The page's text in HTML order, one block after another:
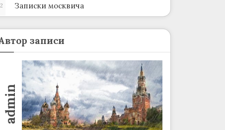
Записки москвича
записи
admin